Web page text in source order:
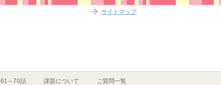
61～70話 課題について ご質問一覧
サイトマップ